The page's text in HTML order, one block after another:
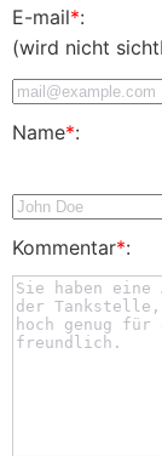
E-mail*:
(wird nicht
Name*:
Kommentar*: